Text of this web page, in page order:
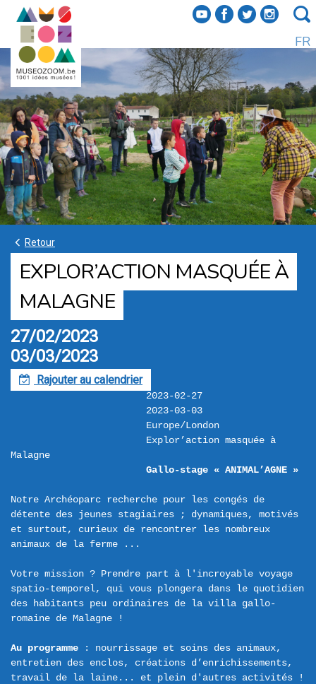
f a b e
FR
k Retour
EXPLOR’ACTION MASQUÉE À
MALAGNE
27/02/2023
03/03/2023
F Rajouter au calendrier
2023-02-27
2023-03-03
Europe/London
Explor’action masquée à
Malagne
Gallo-stage « ANIMAL’AGNE »
Notre Archéoparc recherche pour les congés de
détente des jeunes stagiaires ; dynamiques, motivés
et surtout, curieux de rencontrer les nombreux
animaux de la ferme ...
Votre mission ? Prendre part à l'incroyable voyage
spatio-temporel, qui vous plongera dans le quotidien
des habitants peu ordinaires de la villa gallo-
romaine de Malagne !
Au programme : nourrissage et soins des animaux,
entretien des enclos, créations d’enrichissements,
travail de la laine... et plein d'autres activités !